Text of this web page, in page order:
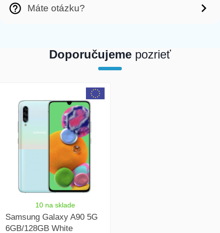
Máte otázku?
Doporučujeme pozrieť
array(1) { [0]=> int(20420) }
10 na sklade
Samsung Galaxy A90 5G
6GB/128GB White